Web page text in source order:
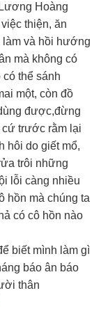
Hoàng
thiện, ăn
và hồi hướng
mà không có
thể sánh
một, còn đồ
được,đừng
cứ trước rằm lại
hôi do giết mổ,
trôi những
lỗi càng nhiều
hồn mà chúng ta
có cô hồn nào
biết mình làm gì
báo ân báo
thân